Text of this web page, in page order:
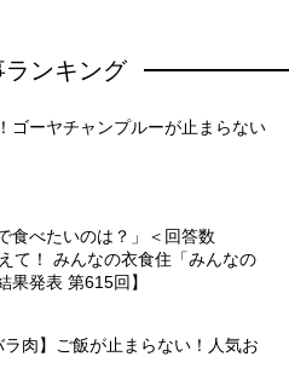
ランキング
ゴーヤチャンプルーが止まらない
食べたいのは？」＜回答数
て！ みんなの衣食住「みんなの
果発表 第615回】
ラ肉】ご飯が止まらない！人気お